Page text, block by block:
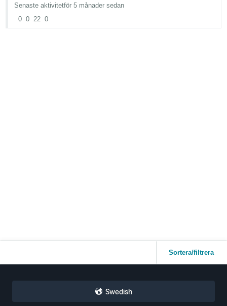
amazon för att de bryter mot svensk och europeisk lag.
Senaste aktivitetför 5 månader sedan
0 0 22 0
Sortera/filtrera
Swedish